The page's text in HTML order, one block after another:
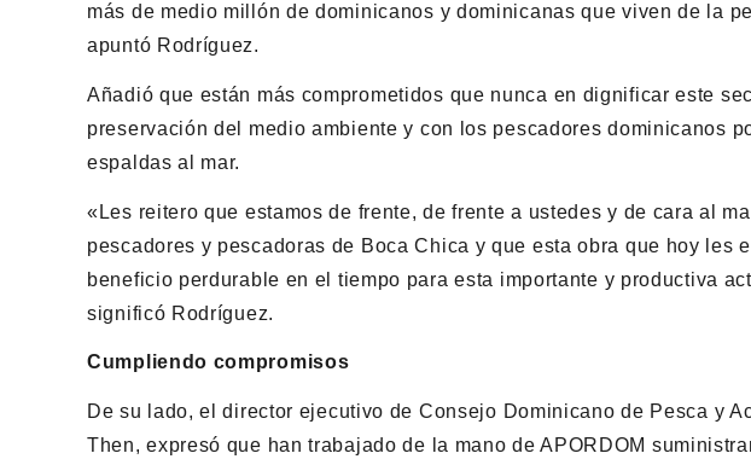
más de medio millón de dominicanos y dominicanas que viven de la
apuntó Rodríguez.
Añadió que están más comprometidos que nunca en dignificar este
preservación del medio ambiente y con los pescadores dominicanos
espaldas al mar.
«Les reitero que estamos de frente, de frente a ustedes y de cara al
pescadores y pescadoras de Boca Chica y que esta obra que hoy les
beneficio perdurable en el tiempo para esta importante y productiva
significó Rodríguez.
Cumpliendo compromisos
De su lado, el director ejecutivo de Consejo Dominicano de Pesca y
Then, expresó que han trabajado de la mano de APORDOM